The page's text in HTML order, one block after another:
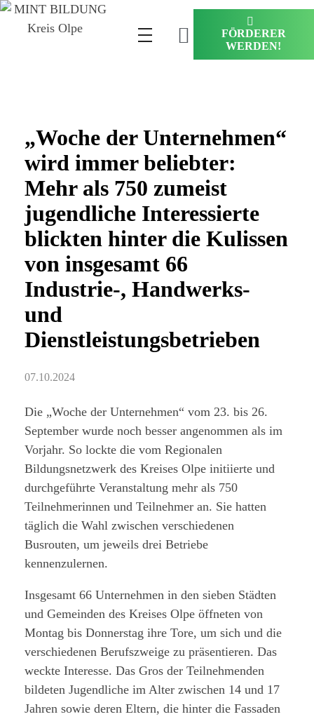
FÖRDERER
WERDEN!
„Woche der Unternehmen“
wird immer beliebter:
Mehr als 750 zumeist
jugendliche Interessierte
blickten hinter die Kulissen
von insgesamt 66
Industrie-, Handwerks-
und
Dienstleistungsbetrieben
07.10.2024
Die „Woche der Unternehmen“ vom 23. bis 26.
September wurde noch besser angenommen als im
Vorjahr. So lockte die vom Regionalen
Bildungsnetzwerk des Kreises Olpe initiierte und
durchgeführte Veranstaltung mehr als 750
Teilnehmerinnen und Teilnehmer an. Sie hatten
täglich die Wahl zwischen verschiedenen
Busrouten, um jeweils drei Betriebe
kennenzulernen.
Insgesamt 66 Unternehmen in den sieben Städten
und Gemeinden des Kreises Olpe öffneten von
Montag bis Donnerstag ihre Tore, um sich und die
verschiedenen Berufszweige zu präsentieren. Das
weckte Interesse. Das Gros der Teilnehmenden
bildeten Jugendliche im Alter zwischen 14 und 17
Jahren sowie deren Eltern, die hinter die Fassaden